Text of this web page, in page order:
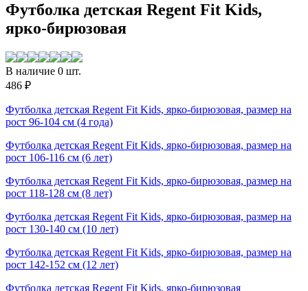
Футболка детская Regent Fit Kids,
ярко-бирюзовая
В наличие 0 шт.
486 ₽
Футболка детская Regent Fit Kids, ярко-бирюзовая, размер на
рост 96-104 см (4 года)
Футболка детская Regent Fit Kids, ярко-бирюзовая, размер на
рост 106-116 см (6 лет)
Футболка детская Regent Fit Kids, ярко-бирюзовая, размер на
рост 118-128 см (8 лет)
Футболка детская Regent Fit Kids, ярко-бирюзовая, размер на
рост 130-140 см (10 лет)
Футболка детская Regent Fit Kids, ярко-бирюзовая, размер на
рост 142-152 см (12 лет)
Футболка детская Regent Fit Kids, ярко-бирюзовая